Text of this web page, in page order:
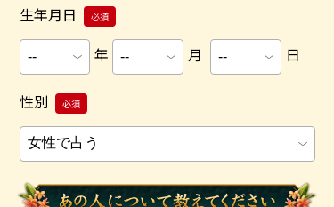
生年月日 必須
年 月 日
性別 必須